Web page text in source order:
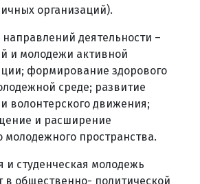
организаций).
деятельности –
и молодежи активной
формирование здорового
среде; развитие
и волонтерского движения;
и расширение
пространства.
и студенческая молодежь
в общественно- политической